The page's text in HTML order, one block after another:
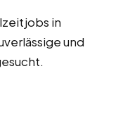
in
und